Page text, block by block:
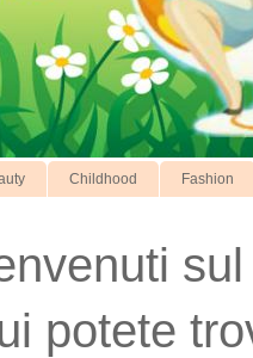
Childhood Fashion
potete